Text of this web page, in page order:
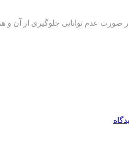
عدم توانايی جلوگیری از آن